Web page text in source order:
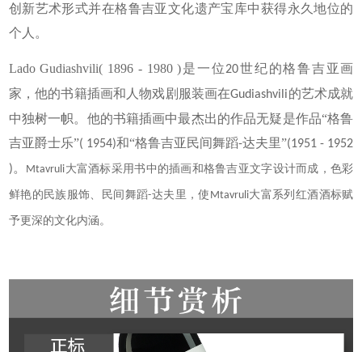
创新艺术形式并在格鲁吉亚文化遗产宝库中获得永久地位的
个人。
Lado Gudiashvili( 1896 - 1980 )是一位20世纪的格鲁吉亚画
家，他的书籍插画和人物戏剧服装画在Gudiashvili的艺术成就
中独树一帜。他的书籍插画中最杰出的作品无疑是作品“格鲁
吉亚爵士乐”( 1954)和“格鲁吉亚民间舞蹈-达夫里”(1951 - 1952
)。 Mtavruli大富酒标采用书中的插画和格鲁吉亚文字设计而成，色彩
鲜艳的民族服饰、
民间舞蹈-达夫里，使 Mtavruli大富系列红酒酒标赋
予更深的文化内涵。